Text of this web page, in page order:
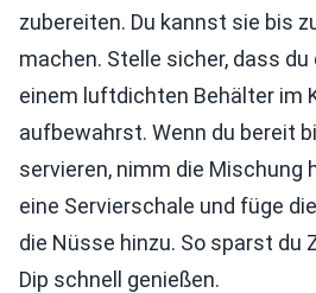
zubereiten. Du kannst sie bis
machen. Stelle sicher, dass du
einem luftdichten Behälter im
aufbewahrst. Wenn du bereit
servieren, nimm die Mischung
eine Servierschale und füge
die Nüsse hinzu. So sparst du
Dip schnell genießen.